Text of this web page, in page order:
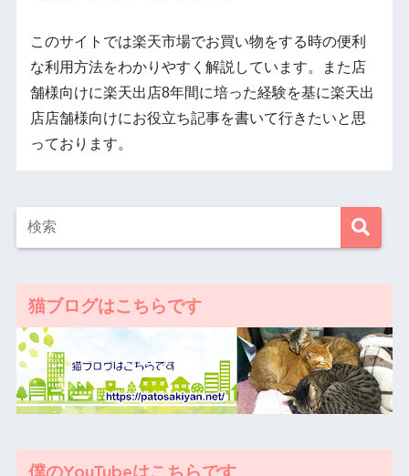
このサイトでは楽天市場でお買い物をする時の便利
な利用方法をわかりやすく解説しています。また店
舗様向けに楽天出店8年間に培った経験を基に楽天出
店店舗様向けにお役立ち記事を書いて行きたいと思
っております。
猫ブログはこちらです
僕のYouTubeはこちらです